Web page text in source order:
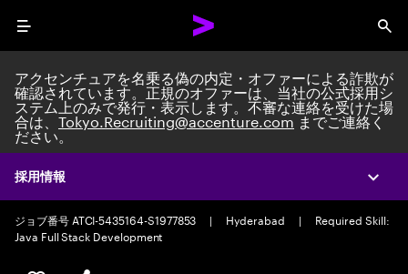
Menu
採用情報
アクセンチュアを名乗る偽の内定・オファーによる詐欺が
確認されています。正規のオファーは、当社の公式採用シ
ステム上のみで発行・表示します。不審な連絡を受けた場
合は、Tokyo.Recruiting@accenture.comまでご連絡く
ださい。
Custom Software Engineer
AI Native Software Engineering Team Lead/Consultant
ジョブ番号 ATCI-5435164-S1977853
| Hyderabad |
Required Skill:
Java Full Stack Development